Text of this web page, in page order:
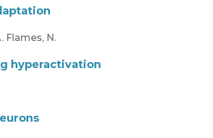
Flames, N.
hyperactivation